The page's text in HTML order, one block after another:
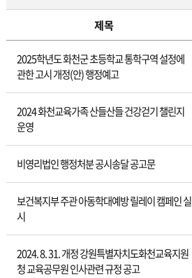
항
제목
2025학년도 화천군 초등학교 통학구역 설정에
관한 고시 개정(안) 행정예고
2024 화천교육가족 산들산들 건강걷기 챌린지
운영
비영리법인 행정처분 공시송달 공고문
보건복지부 주관 아동학대예방 릴레이 캠페인 실
시
2024. 8. 31. 개정 강원특별자치도화천교육지원
청 교육공무원 인사관련 규정 공고